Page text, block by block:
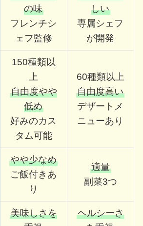
の味
フレンチシ
ェフ監修
しい
専属シェフ
が開発
150種類以
上
自由度やや
低め
好みのカス
タム可能
60種類以上
自由度高い
デザートメ
ニューあり
やや少なめ
ご飯付きあ
り
適量
副菜3つ
美味しさを
ヘルシーさ